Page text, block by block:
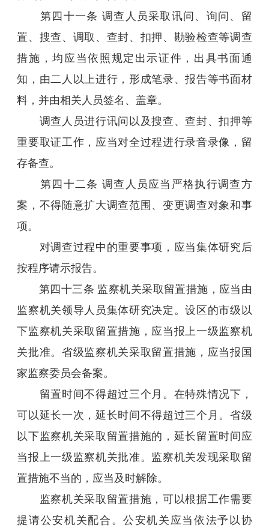
第四十一条 调查人员采取讯问、询问、留
置、搜查、调取、查封、扣押、勘验检查等调查
措施，均应当依照规定出示证件，出具书面通
知，由二人以上进行，形成笔录、报告等书面材
料，并由相关人员签名、盖章。
调查人员进行讯问以及搜查、查封、扣押等
重要取证工作，应当对全过程进行录音录像，留
存备查。
第四十二条 调查人员应当严格执行调查方
案，不得随意扩大调查范围、变更调查对象和事
项。
对调查过程中的重要事项，应当集体研究后
按程序请示报告。
第四十三条 监察机关采取留置措施，应当由
监察机关领导人员集体研究决定。设区的市级以
下监察机关采取留置措施，应当报上一级监察机
关批准。省级监察机关采取留置措施，应当报国
家监察委员会备案。
留置时间不得超过三个月。在特殊情况下，
可以延长一次，延长时间不得超过三个月。省级
以下监察机关采取留置措施的，延长留置时间应
当报上一级监察机关批准。监察机关发现采取留
置措施不当的，应当及时解除。
监察机关采取留置措施，可以根据工作需要
提请公安机关配合。公安机关应当依法予以协